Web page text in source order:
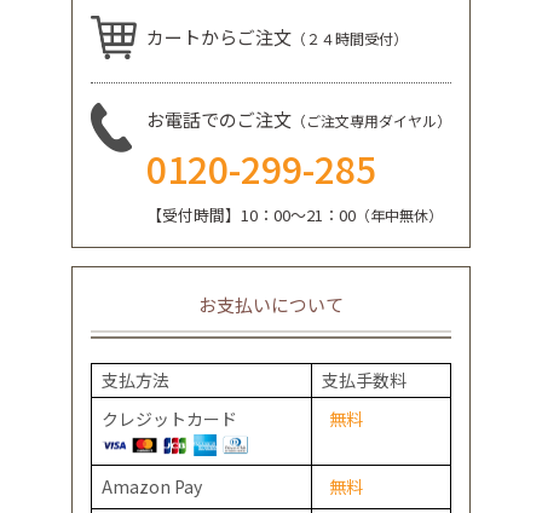
カートからご注文 （２４時間受付）
お電話でのご注文 （ご注文専用ダイヤル）
0120-299-285
【受付時間】10：00～21：00 （年中無休）
お支払いについて
支払方法
支払手数料
クレジットカード
無料
Amazon Pay
無料